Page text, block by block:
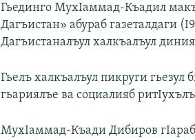
Гьединго МухIаммад-Къадил
Дагъистан» абураб газеталдаги
Дагъистаналъул халкъалъул
Гьелъ халкъалъул пикруги
гьариялъе ва социалияб
МухIаммад-Къади Дибиров